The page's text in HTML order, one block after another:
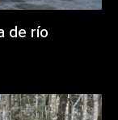
de río